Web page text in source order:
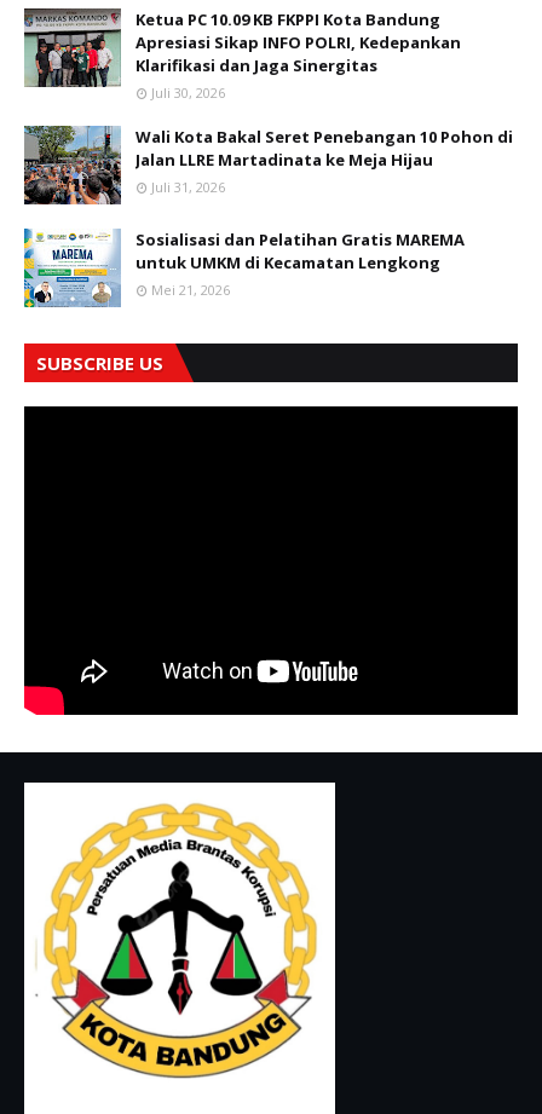
Ketua PC 10.09 KB FKPPI Kota Bandung
Apresiasi Sikap INFO POLRI, Kedepankan
Klarifikasi dan Jaga Sinergitas
Juli 30, 2026
Wali Kota Bakal Seret Penebangan 10 Pohon di
Jalan LLRE Martadinata ke Meja Hijau
Juli 31, 2026
Sosialisasi dan Pelatihan Gratis MAREMA
untuk UMKM di Kecamatan Lengkong
Mei 21, 2026
SUBSCRIBE US